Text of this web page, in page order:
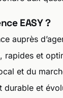
EASY ?
auprès
rapides et
et du
durable et